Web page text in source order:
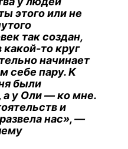
этого или не
так создан,
какой-то круг
начинает
себе пару. К
были
а у Оли — ко мне.
и
нас», —